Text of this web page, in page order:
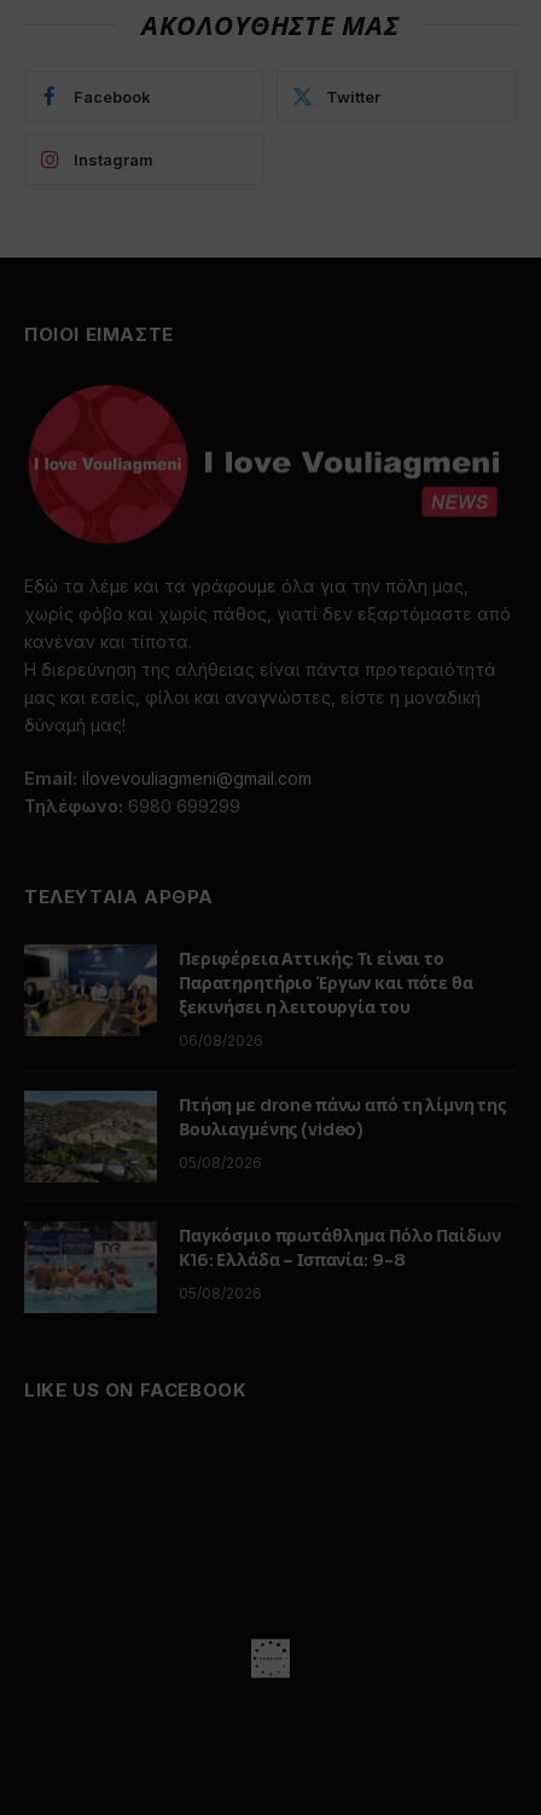
ΑΚΟΛΟΥΘΗΣΤΕ ΜΑΣ
Facebook Twitter
Instagram
ΠΟΙΟΙ ΕΙΜΑΣΤΕ
Εδώ τα λέμε και τα γράφουμε όλα για την πόλη μας,
χωρίς φόβο και χωρίς πάθος, γιατί δεν εξαρτόμαστε από
κανέναν και τίποτα.
Η διερεύνηση της αλήθειας είναι πάντα προτεραιότητά
μας και εσείς, φίλοι και αναγνώστες, είστε η μοναδική
δύναμή μας!
Email: ilovevouliagmeni@gmail.com
Τηλέφωνο: 6980 699299
ΤΕΛΕΥΤΑΙΑ ΑΡΘΡΑ
Περιφέρεια Αττικής: Τι είναι το
Παρατηρητήριο Έργων και πότε θα
ξεκινήσει η λειτουργία του
06/08/2026
Πτήση με drone πάνω από τη λίμνη της
Βουλιαγμένης (video)
05/08/2026
Παγκόσμιο πρωτάθλημα Πόλο Παίδων
Κ16: Ελλάδα – Ισπανία: 9-8
05/08/2026
LIKE US ON FACEBOOK